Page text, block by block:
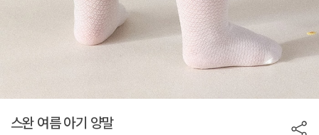
스완 여름 아기 양말